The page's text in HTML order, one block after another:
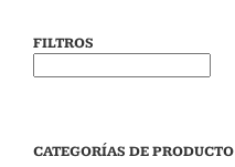
FILTROS
CATEGORÍAS DE PRODUCTO